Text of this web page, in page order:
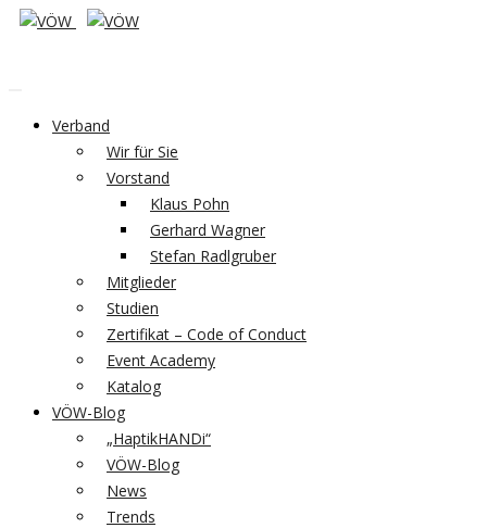
Verband
Wir für Sie
Vorstand
Klaus Pohn
Gerhard Wagner
Stefan Radlgruber
Mitglieder
Studien
Zertifikat – Code of Conduct
Event Academy
Katalog
VÖW-Blog
„HaptikHANDi“
VÖW-Blog
News
Trends